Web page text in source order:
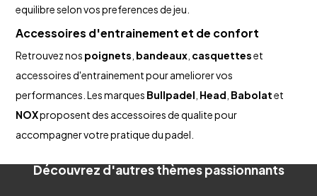
equilibre selon vos preferences de jeu.
Accessoires d'entrainement et de confort
Retrouvez nos poignets bandeaux, casquetteset
accessoires d'entrainement pour ameliorer vos
performances. Les marques Bullpadel Head Babolatet
NOXproposent des accessoires de qualite pour
accompagner votre pratique du padel.
Découvrez d'autres thèmes passionnants